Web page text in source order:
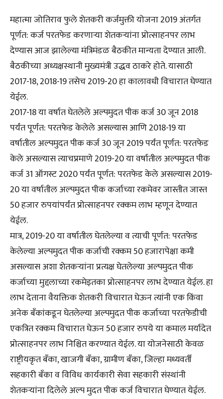
महात्मा जोतिराव फुले शेतकरी कर्जमुक्ती योजना 2019 अंतर्गत
पूर्णत: कर्ज परतफेड करणाऱ्या शेतकऱ्यांना प्रोत्साहनपर लाभ
देण्यास आज झालेल्या मंत्रिमंडळ बैठकीत मान्यता देण्यात आली.
बैठकीच्या अध्यक्षस्थानी मुख्यमंत्री उद्धव ठाकरे होते. यासाठी
2017-18, 2018-19 तसेच 2019-20 हा कालावधी विचारात घेण्यात
येईल.
2017-18 या वर्षात घेतलेले अल्पमुदत पीक कर्ज 30 जून 2018
पर्यंत पूर्णत: परतफेड केलेले असल्यास आणि 2018-19 या
वर्षातील अल्पमुदत पीक कर्ज 30 जून 2019 पर्यंत पूर्णत: परतफेड
केले असल्यास त्याचप्रमाणे 2019-20 या वर्षातील अल्पमुदत पीक
कर्ज 31 ऑगस्ट 2020 पर्यंत पूर्णत: परतफेड केले असल्यास 2019-
20 या वर्षातील अल्पमुदत पीक कर्जाच्या रकमेवर जास्तीत जास्त
50 हजार रुपयांपर्यंत प्रोत्साहनपर रक्कम लाभ म्हणून देण्यात
येईल.
मात्र, 2019-20 या वर्षातील घेतलेल्या व त्याची पूर्णत: परतफेड
केलेल्या अल्पमुदत पीक कर्जाची रक्कम 50 हजारापेक्षा कमी
असल्यास अशा शेतकऱ्यांना प्रत्यक्ष घेतलेल्या अल्पमुदत पीक
कर्जाच्या मुद्दलाच्या रकमेइतका प्रोत्साहनपर लाभ देण्यात येईल. हा
लाभ देताना वैयक्तिक शेतकरी विचारात घेऊन त्यांनी एक किंवा
अनेक बँकांकडून घेतलेल्या अल्पमुदत पीक कर्जाच्या परतफेडीची
एकत्रित रक्कम विचारात घेऊन 50 हजार रुपये या कमाल मर्यादेत
प्रोत्साहनपर लाभ निश्चित करण्यात येईल. या योजनेसाठी केवळ
राष्ट्रीयकृत बँका, खाजगी बँका, ग्रामीण बँका, जिल्हा मध्यवर्ती
सहकारी बँका व विविध कार्यकारी सेवा सहकारी संस्थांनी
शेतकऱ्यांना दिलेले अल्प मुदत पीक कर्ज विचारात घेण्यात येईल.